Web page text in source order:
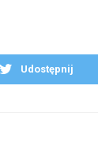
Udostępnij